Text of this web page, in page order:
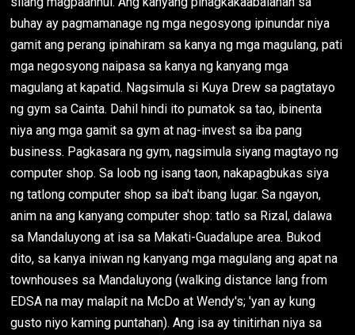
buhay ay pagmamanage ng mga negosyong ipinundar niya
gamit ang perang ipinahiram sa kanya ng mga magulang, pati
mga negosyong naipasa sa kanya ng kanyang mga
magulang at kapatid. Nagsimula si Kuya Drew sa pagtatayo
ng gym sa Cainta. Dahil hindi ito pumatok sa tao, ibinenta
niya ang mga gamit sa gym at nag-invest sa iba pang
business. Pagkasara ng gym, nagsimula siyang magtayo ng
computer shop. Sa loob ng isang taon, nakapagbukas siya
ng tatlong computer shop sa iba't ibang lugar. Sa ngayon,
anim na ang kanyang computer shop: tatlo sa Rizal, dalawa
sa Mandaluyong at isa sa Makati-Guadalupe area. Bukod
dito, sa kanya iniwan ng kanyang mga magulang ang apat na
townhouses sa Mandaluyong (walking distance lang from
EDSA na may malapit na McDo at Wendy's; 'yan ay kung
gusto niyo kaming puntahan). Ang isa ay tinitirhan niya sa